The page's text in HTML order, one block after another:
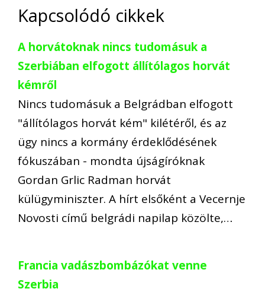
Kapcsolódó cikkek
A horvátoknak nincs tudomásuk a
Szerbiában elfogott állítólagos horvát
kémről
Nincs tudomásuk a Belgrádban elfogott
"állítólagos horvát kém" kilétéről, és az
ügy nincs a kormány érdeklődésének
fókuszában - mondta újságíróknak
Gordan Grlic Radman horvát
külügyminiszter. A hírt elsőként a Vecernje
Novosti című belgrádi napilap közölte,…
Francia vadászbombázókat venne
Szerbia